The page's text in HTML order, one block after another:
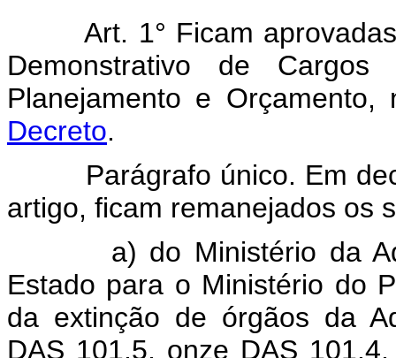
Art. 1° Ficam aprovadas
Demonstrativo de
Planejamento e
Decreto.
Parágrafo único. Em
artigo, ficam remanejados os
a) do Ministério da
Estado para o Ministério do
da extinção de órgãos da
DAS 101.5, onze DAS